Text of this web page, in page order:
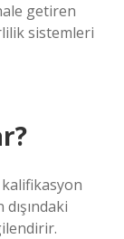
getiren
sistemleri